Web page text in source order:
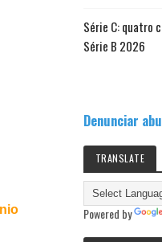
Série C: quatro
Série B 2026
Denunciar
TRANSLATE
Powered by